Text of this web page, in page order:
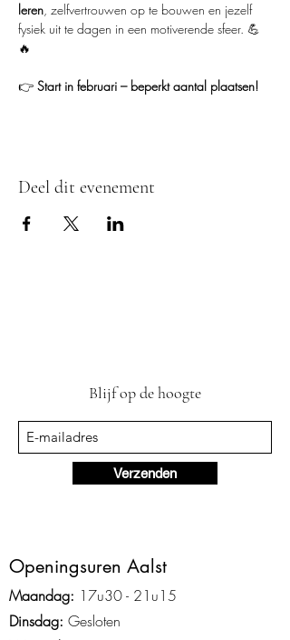
leren, zelfvertrouwen op te bouwen en jezelf
fysiek uit te dagen in een motiverende sfeer. 💪
🔥
👉 Start in februari – beperkt aantal plaatsen!
Deel dit evenement
Blijf op de hoogte
Verzenden
Openingsuren Aalst
Maandag: 17u30 - 21 u15
Dinsdag: Gesloten